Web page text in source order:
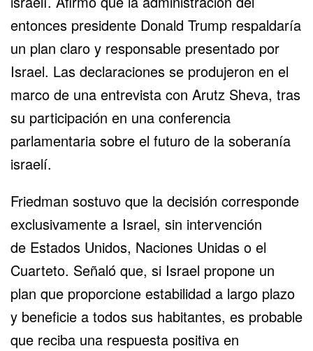
entonces presidente Donald Trump respaldaría
un plan claro y responsable presentado por
Israel. Las declaraciones se produjeron en el
marco de una entrevista con Arutz Sheva, tras
su participación en una conferencia
parlamentaria sobre el futuro de la soberanía
israelí.
Friedman sostuvo que la decisión corresponde
exclusivamente a Israel, sin intervención
de Estados Unidos, Naciones Unidas o el
Cuarteto. Señaló que, si Israel propone un
plan que proporcione estabilidad a largo plazo
y beneficie a todos sus habitantes, es probable
que reciba una respuesta positiva en